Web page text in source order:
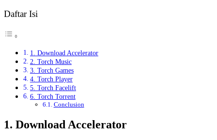
Daftar Isi
1. Download Accelerator
2. Torch Music
3. Torch Games
4. Torch Player
5. Torch Facelift
6. Torch Torrent
Conclusion
1. Download Accelerator